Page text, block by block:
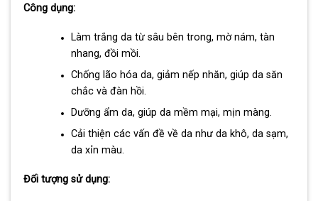
Công dụng:
Làm trắng da từ sâu bên trong, mờ nám, tàn
nhang, đồi mồi.
Chống lão hóa da, giảm nếp nhăn, giúp da săn
chắc và đàn hồi.
Dưỡng ẩm da, giúp da mềm mại, mịn màng.
Cải thiện các vấn đề về da như da khô, da sạm,
da xỉn màu.
Đối tượng sử dụng: